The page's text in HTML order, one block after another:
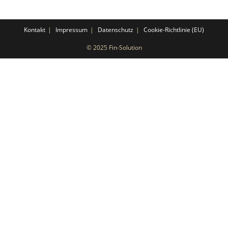
Kontakt Impressum Datenschutz Cookie-Richtlinie (EU)
© 2025 Fin-Solution